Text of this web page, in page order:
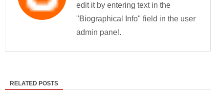
edit it by entering text in the
"Biographical Info" field in the user
admin panel.
RELATED POSTS